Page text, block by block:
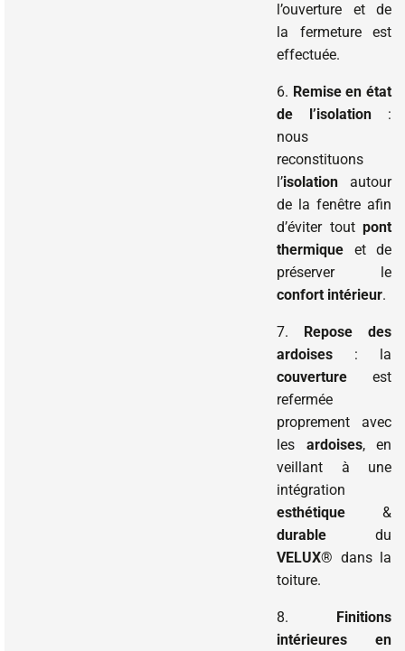
l’ouverture et de
la fermeture est
effectuée.
6. Remise en état
de l’isolation :
nous
reconstituons
l’isolation autour
de la fenêtre afin
d’éviter tout pont
thermique et de
préserver le
confort intérieur.
7. Repose des
ardoises : la
couverture est
refermée
proprement avec
les ardoises, en
veillant à une
intégration
esthétique &
durable du
VELUX® dans la
toiture.
8. Finitions
intérieures en